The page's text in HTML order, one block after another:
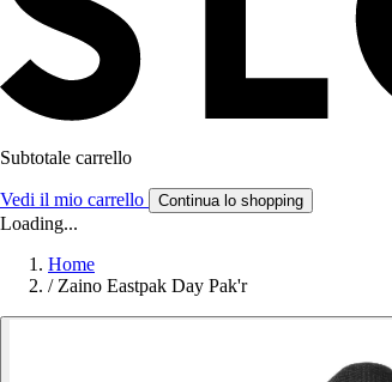
Subtotale carrello
Vedi il mio carrello Continua lo shopping
Loading...
Home
/ Zaino Eastpak Day Pak'r